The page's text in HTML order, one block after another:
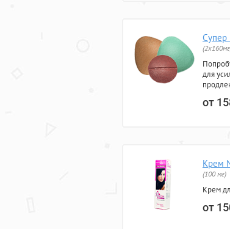
Супер
для
от
Крем
(100 мг)
Крем
от